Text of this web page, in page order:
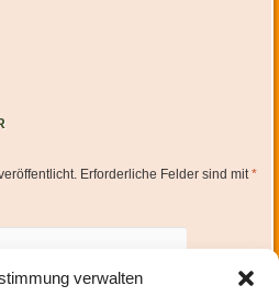
verwalten
Erforderliche Felder sind mit*